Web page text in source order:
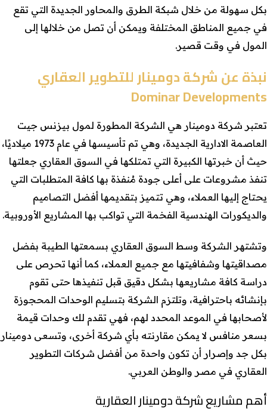
بكل سهولة من خلال شبكة الطرق والمحاور الجديدة التي تقع
في جميع المناطق المختلفة ويمكن أن تصل من خلالها إلى
المول في وقت قصير.
نبذة عن شركة دومينار للتطوير العقاري
Dominar Developments
تعتبر شركة دومينار هي الشركة المطورة لمول بيزنس جيت
العاصمة الادارية الجديدة، وهي تم تأسيسها في عام 1973 ميلاديًا،
حيث أن خبرتها الكبيرة التي تمتلكها في السوق العقاري جعلتها
تنفذ مشروعات على أعلى جودة مُنفذة بها كافة المتطلبات التي
يحتاج إليها العملاء، وهي تتميز بتقديمها أفضل التصاميم
والديكورات الهندسية الفخمة التي تواكب بها المشاريع الأوروبية.
وتشتهر الشركة وسط السوق العقاري بسمعتها الطيبة بفضل
مصداقيتها وشفافيتها مع جميع العملاء، كما أنها تحرص على
دراسة كافة مشاريعها بشكل دقيق قبل تنفيذها حتى تقوم
بإنشائه باحترافية، وتلتزم الشركة بتسليم الوحدات المحجوزة
لأصحابها في الموعد المحدد لهم، فهي تقدم لك وحدات قيمة
بسعر منافس لا يمكن مقارنته بأي شركة أخرى، وتسعى دومينار
بكل جد وإصرار أن تكون واحدة من أفضل شركات التطوير
العقاري في مصر والوطن العربي.
أهم مشاريع شركة دومينار العقارية